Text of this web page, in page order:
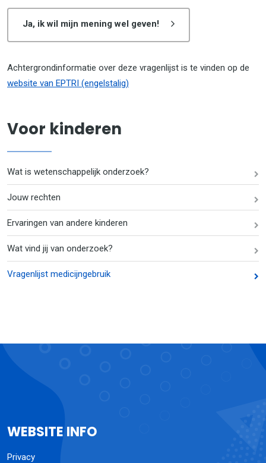
Ja, ik wil mijn mening wel geven!
Achtergrondinformatie over deze vragenlijst is te vinden op de
website van EPTRI (engelstalig)
Voor kinderen
Wat is wetenschappelijk onderzoek?
Jouw rechten
Ervaringen van andere kinderen
Wat vind jij van onderzoek?
Vragenlijst medicijngebruik
WEBSITE INFO
Privacy